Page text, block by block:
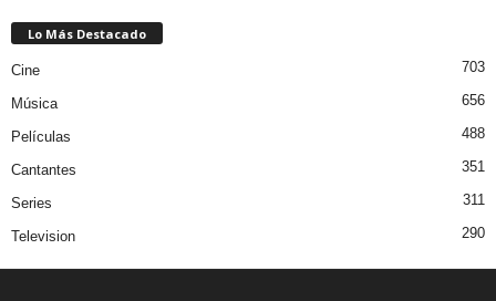
Lo Más Destacado
Cine 703
Música 656
Películas 488
Cantantes 351
Series 311
Television 290